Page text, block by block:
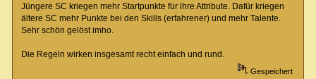
Jüngere SC kriegen mehr Startpunkte für ihre Attribute. Dafür kriegen
ältere SC mehr Punkte bei den Skills (erfahrener) und mehr Talente.
Sehr schön gelöst imho.
Die Regeln wirken insgesamt recht einfach und rund.
Gespeichert